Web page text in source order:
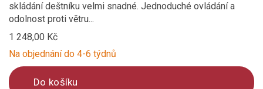
skládání deštníku velmi snadné. Jednoduché ovládání a
odolnost proti větru...
1 248,00 Kč
Na objednání do 4-6 týdnů
Do košíku